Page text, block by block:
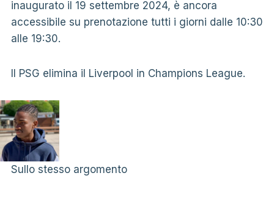
inaugurato il 19 settembre 2024, è ancora
accessibile su prenotazione tutti i giorni dalle 10:30
alle 19:30.
Il PSG elimina il Liverpool in Champions League.
Sullo stesso argomento